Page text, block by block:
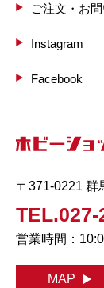
ご注文・お
Instagram
Facebook
〒371-0221 群
TEL.027-
営業時間：
MAP